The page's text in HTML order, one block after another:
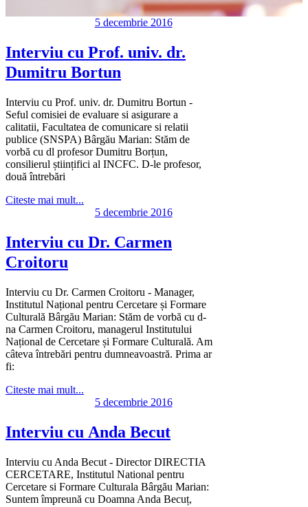
5 decembrie 2016
Interviu cu Prof. univ. dr.
Dumitru Bortun
Interviu cu Prof. univ. dr. Dumitru Bortun -
Seful comisiei de evaluare si asigurare a
calitatii, Facultatea de comunicare si relatii
publice (SNSPA) Bârgău Marian: Stăm de
vorbă cu dl profesor Dumitru Borțun,
consilierul științifici al INCFC. D-le profesor,
două întrebări
Citeste mai mult...
5 decembrie 2016
Interviu cu Dr. Carmen
Croitoru
Interviu cu Dr. Carmen Croitoru - Manager,
Institutul Național pentru Cercetare și Formare
Culturală Bârgău Marian: Stăm de vorbă cu d-
na Carmen Croitoru, managerul Institutului
Național de Cercetare și Formare Culturală. Am
câteva întrebări pentru dumneavoastră. Prima ar
fi:
Citeste mai mult...
5 decembrie 2016
Interviu cu Anda Becut
Interviu cu Anda Becut - Director DIRECTIA
CERCETARE, Institutul National pentru
Cercetare si Formare Culturala Bârgău Marian:
Suntem împreună cu Doamna Anda Becuț,